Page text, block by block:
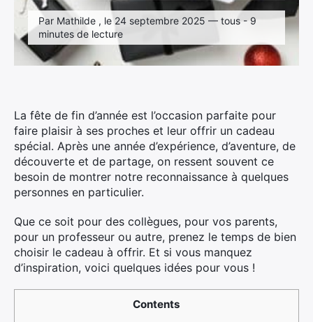
Par Mathilde , le 24 septembre 2025 — tous - 9
minutes de lecture
La fête de fin d’année est l’occasion parfaite pour
faire plaisir à ses proches et leur offrir un cadeau
spécial. Après une année d’expérience, d’aventure, de
découverte et de partage, on ressent souvent ce
besoin de montrer notre reconnaissance à quelques
personnes en particulier.
Que ce soit pour des collègues, pour vos parents,
pour un professeur ou autre, prenez le temps de bien
choisir le cadeau à offrir. Et si vous manquez
d’inspiration, voici quelques idées pour vous !
Contents